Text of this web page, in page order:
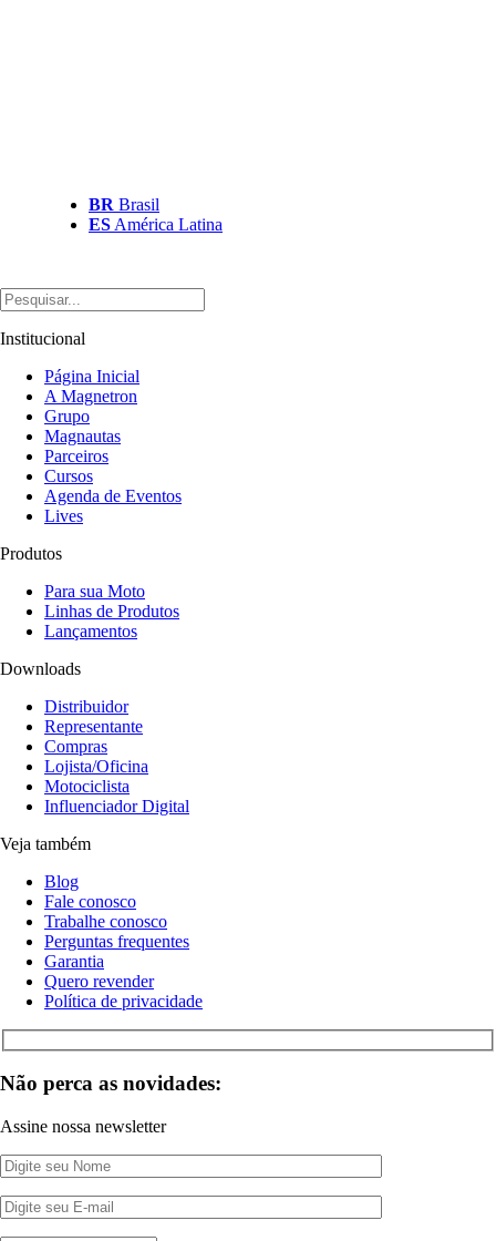
BR Brasil
ES América Latina
Institucional
Página Inicial
A Magnetron
Grupo
Magnautas
Parceiros
Cursos
Agenda de Eventos
Lives
Produtos
Para sua Moto
Linhas de Produtos
Lançamentos
Downloads
Distribuidor
Representante
Compras
Lojista/Oficina
Motociclista
Influenciador Digital
Veja também
Blog
Fale conosco
Trabalhe conosco
Perguntas frequentes
Garantia
Quero revender
Política de privacidade
Não perca as novidades:
Assine nossa newsletter